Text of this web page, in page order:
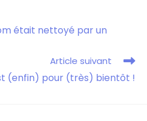
était nettoyé par un
Article suivant
(enfin) pour (très) bientôt !